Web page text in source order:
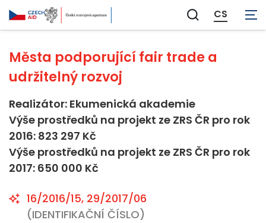
Zobrazit
vyhledávání
CS
Neaplikovatelné
Města podporující fair trade a
udržitelný rozvoj
Realizátor: Ekumenická akademie
Výše prostředků na projekt ze ZRS ČR pro rok
2016: 823 297 Kč
Výše prostředků na projekt ze ZRS ČR pro rok
2017: 650 000 Kč
16/2016/15, 29/2017/06
(IDENTIFIKAČNÍ ČÍSLO)